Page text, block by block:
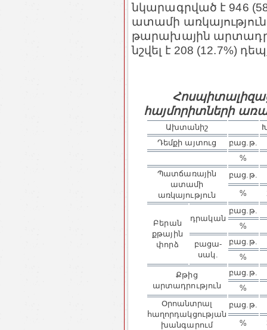
նկարագրված է 946
ատամի
թարախային
նշվել է 208 (12.7%)
հայմորիտների
Ախտանիշ
Դեմքի այտուց
բաց.թ.
%
Պատճառային
ատամի
առկայություն
բաց.թ.
%
Բերան
քթային
փորձ
դրա­կան
բաց.թ.
%
բացա­
սակ.
բաց.թ.
%
Քթից
արտադրություն
բաց.թ.
%
Օրոանտրալ
հաղորդակցության
խանգարում
բաց.թ.
%